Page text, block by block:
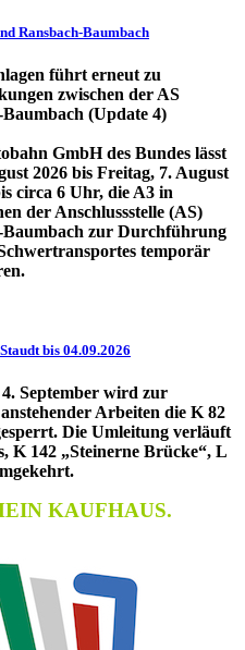
Ransbach-Baumbach
führt erneut zu
zwischen der AS
(Update 4)
GmbH des Bundes lässt
2026 bis Freitag, 7. August
circa 6 Uhr, die A3 in
der Anschlussstelle (AS)
zur Durchführung
temporär
bis 04.09.2026
September wird zur
Arbeiten die K 82
Die Umleitung verläuft
K 142 „Steinerne Brücke“, L
KAUFHAUS.